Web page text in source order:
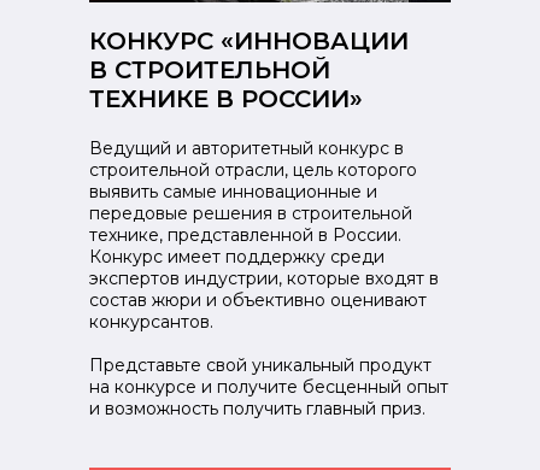
Ведущий и авторитетный конкурс в
строительной отрасли, цель которого
выявить самые инновационные и
передовые решения в строительной
технике, представленной в России.
Конкурс имеет поддержку среди
экспертов индустрии, которые входят в
состав жюри и объективно оценивают
конкурсантов.
Представьте свой уникальный продукт
на конкурсе и получите бесценный опыт
и возможность получить главный приз.
КОНКУРС «ИННОВАЦИИ
В СТРОИТЕЛЬНОЙ
ТЕХНИКЕ В РОССИИ»